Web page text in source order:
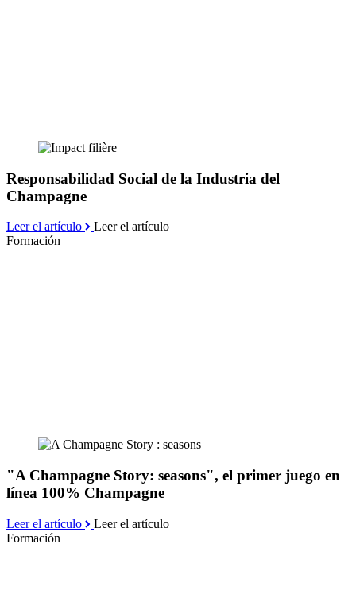
Responsabilidad Social de la Industria del
Champagne
Leer el artículo
Leer el artículo
Formación
"A Champagne Story: seasons", el primer juego en
línea 100% Champagne
Leer el artículo
Leer el artículo
Formación